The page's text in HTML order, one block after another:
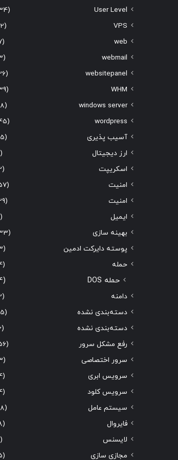
User Level
(34)
VPS
(12)
web
(7)
webmail
(3)
websitepanel
(26)
WHM
(39)
windows server
(18)
wordpress
(45)
آسیب پذیری
(15)
ارز دیجیتال
(1)
اسکریپت
(2)
امنیت
(57)
امنیت
(29)
ایمیل
(1)
بهینه سازی
(33)
پوسته دایرکت ادمین
(3)
حمله
(4)
حمله DOS (4)
دامنه
(2)
دسته‌بندی نشده
(15)
دسته‌بندی نشده
(6)
رفع مشکل سرور
(56)
سرور اختصاصی
(3)
سرویس ابری
(4)
سرویس کلود
(4)
سیستم عامل
(18)
فایروال
(8)
لایسنس
(1)
مجازی سازی
(5)